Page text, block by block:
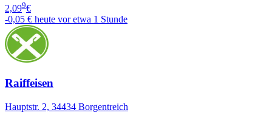
2,099€
-0,05 € heute vor etwa 1 Stunde
Raiffeisen
Hauptstr. 2, 34434 Borgentreich